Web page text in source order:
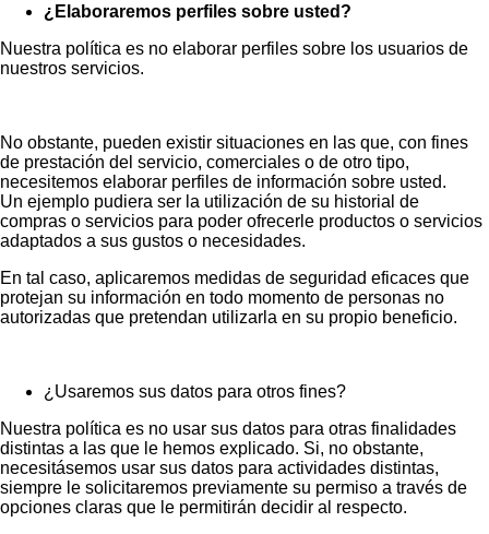
¿Elaboraremos perfiles sobre usted?
Nuestra política es no elaborar perfiles sobre los usuarios de
nuestros servicios.
No obstante, pueden existir situaciones en las que, con fines
de prestación del servicio, comerciales o de otro tipo,
necesitemos elaborar perfiles de información sobre usted.
Un ejemplo pudiera ser la utilización de su historial de
compras o servicios para poder ofrecerle productos o servicios
adaptados a sus gustos o necesidades.
En tal caso, aplicaremos medidas de seguridad eficaces que
protejan su información en todo momento de personas no
autorizadas que pretendan utilizarla en su propio beneficio.
¿Usaremos sus datos para otros fines?
Nuestra política es no usar sus datos para otras finalidades
distintas a las que le hemos explicado. Si, no obstante,
necesitásemos usar sus datos para actividades distintas,
siempre le solicitaremos previamente su permiso a través de
opciones claras que le permitirán decidir al respecto.